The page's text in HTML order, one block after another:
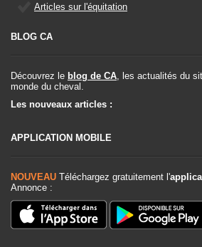
Articles sur l'équitation
BLOG CA
Découvrez le blog de CA , les actualités du
monde du cheval.
Les nouveaux articles :
APPLICATION MOBILE
NOUVEAU Téléchargez gratuitement l'
Annonce :